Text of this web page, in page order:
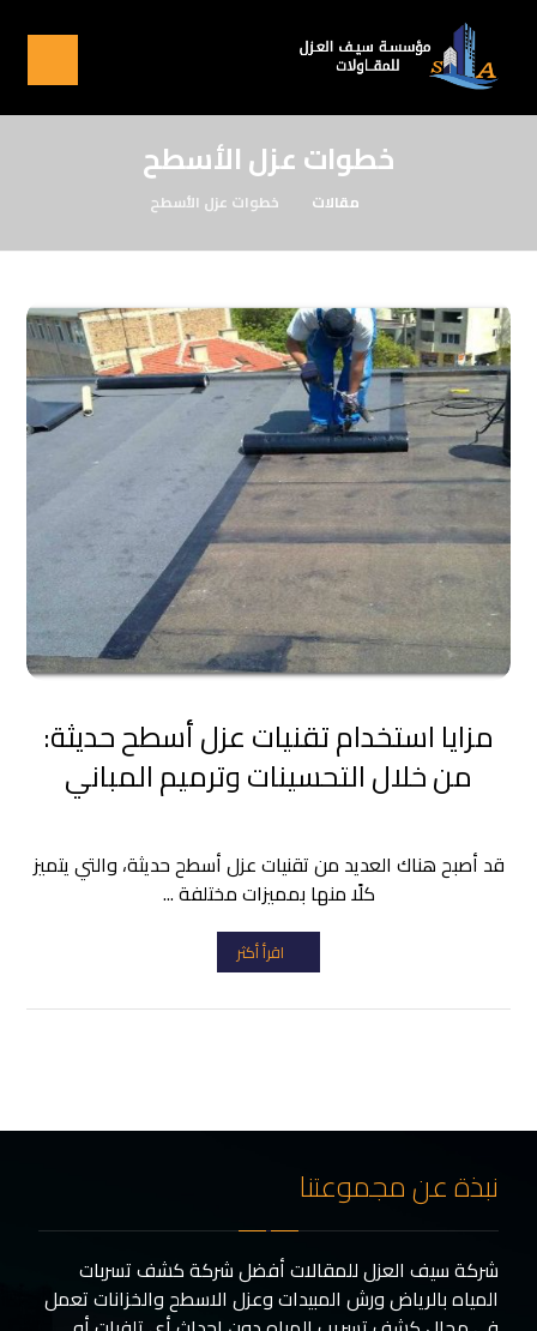
خطوات عزل الأسطح
مقالات خطوات عزل الأسطح
مزايا استخدام تقنيات عزل أسطح حديثة:
من خلال التحسينات وترميم المباني
قد أصبح هناك العديد من تقنيات عزل أسطح حديثة، والتي يتميز
كلًا منها بمميزات مختلفة ...
اقرأ أكثر
نبذة عن مجموعتنا
شركة سيف العزل للمقالات أفضل شركة كشف تسربات
المياه بالرياض ورش المبيدات وعزل الاسطح والخزانات تعمل